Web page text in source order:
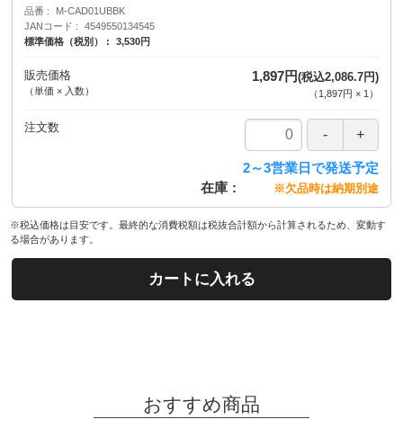
品番
M-CAD01UBBK
JANコード
4549550134545
標準価格（税別）
3,530円
販売価格
（単価 × 入数）
1,897円(税込2,086.7円)
（ 1,897円 × 1 ）
注文数
在庫
2～3営業日で発送予定
※欠品時は納期別途
※税込価格は目安です。最終的な消費税額は税抜合計額から計算されるため、変動す
る場合があります。
カートに入れる
おすすめ商品